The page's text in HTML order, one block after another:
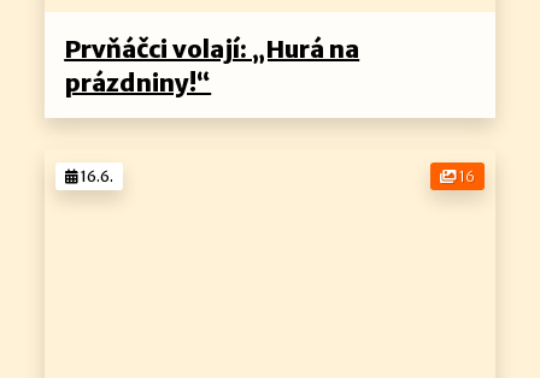
Prvňáčci volají: „Hurá na
prázdniny!“
16
16.6.